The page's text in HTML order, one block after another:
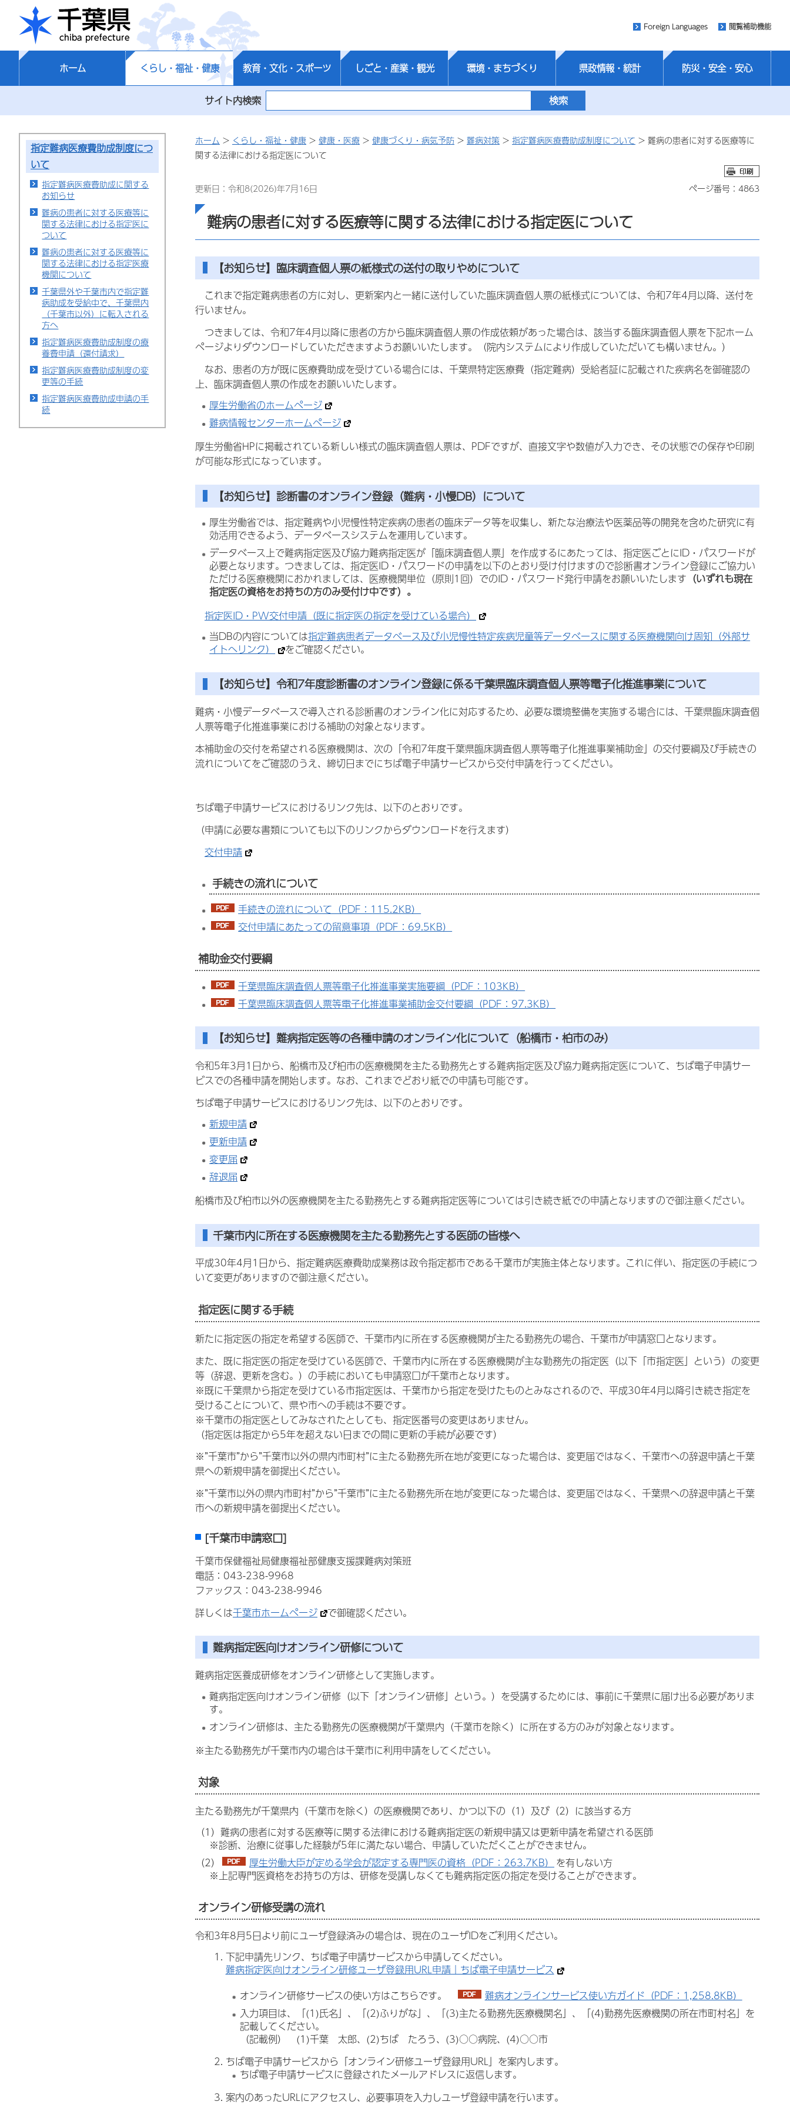
千葉県
Foreign Languages 閲覧補助機能
ホーム くらし・福祉・健康 教育・文化・スポーツ しごと・産業・観光 環境・まちづくり 県政情報・統計 防災・安全・安心
サイト内検索
指定難病医療費助成制度につ
いて
指定難病医療費助成に関する
お知らせ
難病の患者に対する医療等に
関する法律における指定医に
ついて
難病の患者に対する医療等に
関する法律における指定医療
機関について
千葉県外や千葉市内で指定難
病助成を受給中で、千葉県内
（千葉市以外）に転入される
方へ
指定難病医療費助成制度の療
養費申請（還付請求）
指定難病医療費助成制度の変
更等の手続
指定難病医療費助成申請の手
続
ホーム > くらし・福祉・健康 > 健康・医療 > 健康づくり・病気予防 > 難病対策 > 指定難病医療費助成制度について > 難病の患者に対する医療等に
関する法律における指定医について
更新日：令和8(2026)年7月16日 ページ番号：4863
難病の患者に対する医療等に関する法律における指定医について
【お知らせ】臨床調査個人票の紙様式の送付の取りやめについて
これまで指定難病患者の方に対し、更新案内と一緒に送付していた臨床調査個人票の紙様式については、令和7年4月以降、送付を
行いません。
つきましては、令和7年4月以降に患者の方から臨床調査個人票の作成依頼があった場合は、該当する臨床調査個人票を下記ホーム
ページよりダウンロードしていただきますようお願いいたします。（院内システムにより作成していただいても構いません。）
なお、患者の方が既に医療費助成を受けている場合には、千葉県特定医療費（指定難病）受給者証に記載された疾病名を御確認の
上、臨床調査個人票の作成をお願いいたします。
厚生労働省のホームページ
難病情報センターホームページ
厚生労働省HPに掲載されている新しい様式の臨床調査個人票は、PDFですが、直接文字や数値が入力でき、その状態での保存や印刷
が可能な形式になっています。
【お知らせ】診断書のオンライン登録（難病・小慢DB）について
厚生労働省では、指定難病や小児慢性特定疾病の患者の臨床データ等を収集し、新たな治療法や医薬品等の開発を含めた研究に有
効活用できるよう、データベースシステムを運用しています。
データベース上で難病指定医及び協力難病指定医が「臨床調査個人票」を作成するにあたっては、指定医ごとにID・パスワードが
必要となります。つきましては、指定医ID・パスワードの申請を以下のとおり受け付けますので診断書オンライン登録にご協力い
ただける医療機関におかれましては、医療機関単位（原則1回）でのID・パスワード発行申請をお願いいたします （いずれも現在
指定医の資格をお持ちの方のみ受付け中です）。
指定医ID・PW交付申請（既に指定医の指定を受けている場合）
当DBの内容については指定難病患者データベース及び小児慢性特定疾病児童等データベースに関する医療機関向け周知（外部サ
イトへリンク）
をご確認ください。
【お知らせ】令和7年度診断書のオンライン登録に係る千葉県臨床調査個人票等電子化推進事業について
難病・小慢データベースで導入される診断書のオンライン化に対応するため、必要な環境整備を実施する場合には、千葉県臨床調査個
人票等電子化推進事業における補助の対象となります。
本補助金の交付を希望される医療機関は、次の「令和7年度千葉県臨床調査個人票等電子化推進事業補助金」の交付要綱及び手続きの
流れについてをご確認のうえ、締切日までにちば電子申請サービスから交付申請を行ってください。
ちば電子申請サービスにおけるリンク先は、以下のとおりです。
（申請に必要な書類についても以下のリンクからダウンロードを行えます）
交付申請
手続きの流れについて
手続きの流れについて（PDF：115.2KB）
交付申請にあたっての留意事項（PDF：69.5KB）
補助金交付要綱
千葉県臨床調査個人票等電子化推進事業実施要綱（PDF：103KB）
千葉県臨床調査個人票等電子化推進事業補助金交付要綱（PDF：97.3KB）
【お知らせ】難病指定医等の各種申請のオンライン化について（船橋市・柏市のみ）
令和5年3月1日から、船橋市及び柏市の医療機関を主たる勤務先とする難病指定医及び協力難病指定医について、ちば電子申請サー
ビスでの各種申請を開始します。なお、これまでどおり紙での申請も可能です。
ちば電子申請サービスにおけるリンク先は、以下のとおりです。
新規申請
更新申請
変更届
辞退届
船橋市及び柏市以外の医療機関を主たる勤務先とする難病指定医等については引き続き紙での申請となりますので御注意ください。
千葉市内に所在する医療機関を主たる勤務先とする医師の皆様へ
平成30年4月1日から、指定難病医療費助成業務は政令指定都市である千葉市が実施主体となります。これに伴い、指定医の手続につ
いて変更がありますので御注意ください。
指定医に関する手続
新たに指定医の指定を希望する医師で、千葉市内に所在する医療機関が主たる勤務先の場合、千葉市が申請窓口となります。
また、既に指定医の指定を受けている医師で、千葉市内に所在する医療機関が主な勤務先の指定医（以下「市指定医」という）の変更
等（辞退、更新を含む。）の手続においても申請窓口が千葉市となります。
※既に千葉県から指定を受けている市指定医は、千葉市から指定を受けたものとみなされるので、平成30年4月以降引き続き指定を
受けることについて、県や市への手続は不要です。
※千葉市の指定医としてみなされたとしても、指定医番号の変更はありません。
（指定医は指定から5年を超えない日までの間に更新の手続が必要です）
※”千葉市”から”千葉市以外の県内市町村”に主たる勤務先所在地が変更になった場合は、変更届ではなく、千葉市への辞退申請と千葉
県への新規申請を御提出ください。
※”千葉市以外の県内市町村”から”千葉市”に主たる勤務先所在地が変更になった場合は、変更届ではなく、千葉県への辞退申請と千葉
市への新規申請を御提出ください。
[千葉市申請窓口]
千葉市保健福祉局健康福祉部健康支援課難病対策班
電話：043-238-9968
ファックス：043-238-9946
詳しくは千葉市ホームページ で御確認ください。
難病指定医向けオンライン研修について
難病指定医養成研修をオンライン研修として実施します。
難病指定医向けオンライン研修（以下「オンライン研修」という。）を受講するためには、事前に千葉県に届け出る必要がありま
す。
オンライン研修は、主たる勤務先の医療機関が千葉県内（千葉市を除く）に所在する方のみが対象となります。
※主たる勤務先が千葉市内の場合は千葉市に利用申請をしてください。
対象
主たる勤務先が千葉県内（千葉市を除く）の医療機関であり、かつ以下の（1）及び（2）に該当する方
（1）難病の患者に対する医療等に関する法律における難病指定医の新規申請又は更新申請を希望される医師
※診断、治療に従事した経験が5年に満たない場合、申請していただくことができません。
（2）
厚生労働大臣が定める学会が認定する専門医の資格（PDF：263.7KB） を有しない方
※上記専門医資格をお持ちの方は、研修を受講しなくても難病指定医の指定を受けることができます。
オンライン研修受講の流れ
令和3年8月5日より前にユーザ登録済みの場合は、現在のユーザIDをご利用ください。
下記申請先リンク、ちば電子申請サービスから申請してください。
難病指定医向けオンライン研修ユーザ登録用URL申請｜ちば電子申請サービス
オンライン研修サービスの使い方はこちらです。
難病オンラインサービス使い方ガイド（PDF：1,258.8KB）
入力項目は、「(1)氏名」、「(2)ふりがな」、「(3)主たる勤務先医療機関名」、「(4)勤務先医療機関の所在市町村名」を
記載してください。
（記載例） (1)千葉 太郎、(2)ちば たろう、(3)○○病院、(4)○○市
ちば電子申請サービスから「オンライン研修ユーザ登録用URL」を案内します。
ちば電子申請サービスに登録されたメールアドレスに返信します。
案内のあったURLにアクセスし、必要事項を入力しユーザ登録申請を行います。